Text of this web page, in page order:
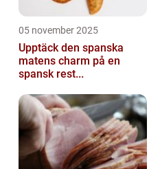
05 november 2025
Upptäck den spanska
matens charm på en
spansk rest...